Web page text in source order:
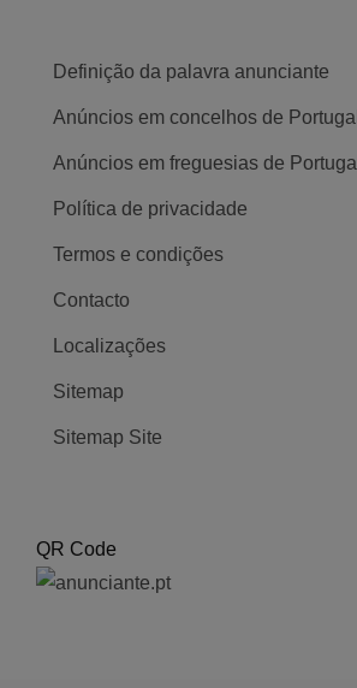
Definição da palavra anunciante
Anúncios em concelhos de Portugal
Anúncios em freguesias de Portugal
Política de privacidade
Termos e condições
Contacto
Localizações
Sitemap
Sitemap Site
QR Code